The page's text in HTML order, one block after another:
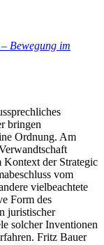
Bewegung im
bringen
Ordnung. Am
Kontext der Strategic
vom
vielbeachtete
Form des
juristischer
solcher Inventionen
Fritz Bauer